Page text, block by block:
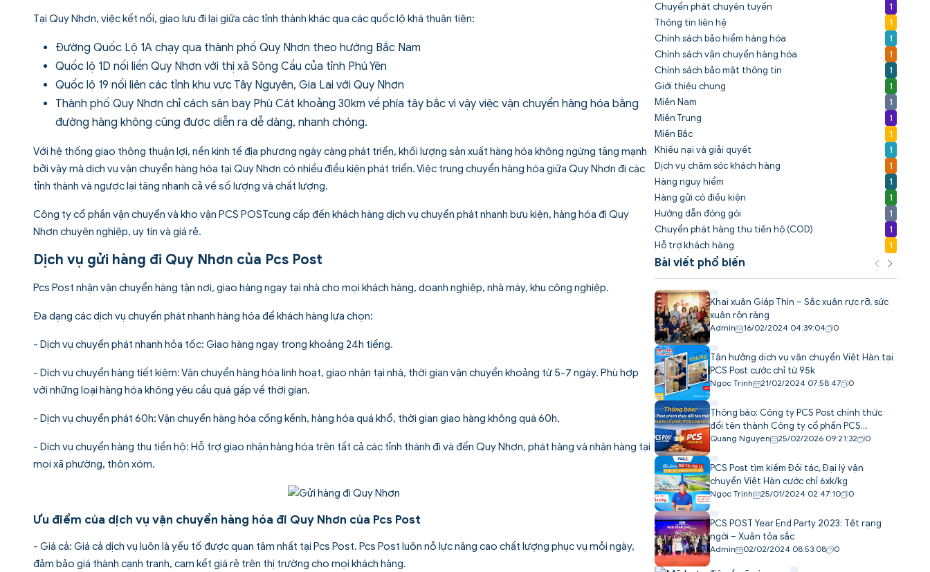
Tại Quy Nhơn, việc kết nối, giao lưu đi lại giữa các tỉnh thành khác qua các quốc lộ khá thuận tiện:
Đường Quốc Lộ 1A chạy qua thành phố Quy Nhơn theo hướng Bắc Nam
Quốc lộ 1D nối liền Quy Nhơn với thị xã Sông Cầu của tỉnh Phú Yên
Quốc lộ 19 nối liên các tỉnh khu vực Tây Nguyên, Gia Lai với Quy Nhơn
Thành phố Quy Nhơn chỉ cách sân bay Phù Cát khoảng 30km về phía tây bắc vì vậy việc vận chuyển hàng hóa bằng
đường hàng không cũng được diễn ra dễ dàng, nhanh chóng.
Với hệ thống giao thông thuận lợi, nền kinh tế địa phương ngày càng phát triển, khối lượng sản xuất hàng hóa không ngừng tăng mạnh
bởi vậy mà dịch vụ vận chuyển hàng hóa tại Quy Nhơn có nhiều điều kiện phát triển. Việc trung chuyển hàng hóa giữa Quy Nhơn đi các
tỉnh thành và ngược lại tăng nhanh cả về số lượng và chất lượng.
Công ty cổ phần vận chuyển và kho vận PCS POSTcung cấp đến khách hàng dịch vụ chuyển phát nhanh bưu kiện, hàng hóa đi Quy
Nhơn chuyên nghiệp, uy tín và giá rẻ.
Dịch vụ gửi hàng đi Quy Nhơn của Pcs Post
Pcs Post nhận vận chuyển hàng tận nơi, giao hàng ngay tại nhà cho mọi khách hàng, doanh nghiệp, nhà máy, khu công nghiệp.
Đa dạng cácdịch vụ chuyển phát nhanh hàng hóa để khách hàng lựa chọn:
- Dịch vụ chuyển phát nhanh hỏa tốc: Giao hàng ngay trong khoảng 24h tiếng.
- Dịch vụ chuyển hàng tiết kiệm: Vận chuyển hàng hóa linh hoạt, giao nhận tại nhà, thời gian vận chuyển khoảng từ 5-7 ngày. Phù hợp
với những loại hàng hóa không yêu cầu quá gấp về thời gian.
- Dịch vụ chuyển phát 60h: Vận chuyển hàng hóa cồng kềnh, hàng hóa quá khổ, thời gian giao hàng không quá 60h.
- Dịch vụ chuyển hàng thu tiền hộ: Hỗ trợ giao nhận hàng hóa trên tất cả các tỉnh thành đi và đến Quy Nhơn, phát hàng và nhận hàng tại
mọi xã phường, thôn xóm.
Ưu điểm của dịch vụ vận chuyển hàng hóa đi Quy Nhơn của Pcs Post
- Giá cả: Giá cả dịch vụ luôn là yếu tố được quan tâm nhất tại Pcs Post. Pcs Post luôn nỗ lực nâng cao chất lượng phục vụ mỗi ngày,
đảm bảo giá thành cạnh tranh, cam kết giá rẻ trên thị trường cho mọi khách hàng.
Chuyển phát chuyên tuyến
1
Thông tin liên hệ
1
Chính sách bảo hiểm hàng hóa
1
Chính sách vận chuyển hàng hóa
1
Chính sách bảo mật thông tin
1
Giới thiệu chung
1
Miền Nam
1
Miền Trung
1
Miền Bắc
1
Khiếu nại và giải quyết
1
Dịch vụ chăm sóc khách hàng
1
Hàng nguy hiểm
1
Hàng gửi có điều kiện
1
Hướng dẫn đóng gói
1
Chuyển phát hàng thu tiền hộ (COD)
1
Hỗ trợ khách hàng
1
Bài viết phổ biến
Khai xuân Giáp Thìn – Sắc xuân rực rỡ, sức
xuân rộn ràng
Admin 16/02/2024 04:39:04 0
Tận hưởng dịch vụ vận chuyển Việt Hàn tại
PCS Post cước chỉ từ 95k
Ngọc Trịnh 21/02/2024 07:58:47 0
Thông báo: Công ty PCS Post chính thức
đổi tên thành Công ty cổ phần PCS
Logistics
Quang Nguyen 25/02/2026 09:21:32 0
PCS Post tìm kiếm Đối tác, Đại lý vận
chuyển Việt Hàn cước chỉ 6xk/kg
Ngọc Trịnh 25/01/2024 02:47:10 0
PCS POST Year End Party 2023: Tết rạng
ngời – Xuân tỏa sắc
Admin 02/02/2024 08:53:08 0